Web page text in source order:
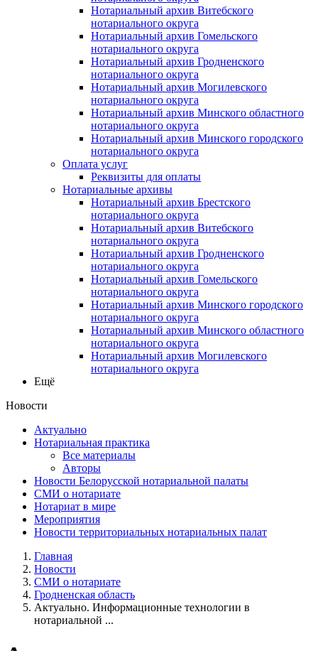
Нотариальный архив Витебского
нотариального округа
Нотариальный архив Гомельского
нотариального округа
Нотариальный архив Гродненского
нотариального округа
Нотариальный архив Могилевского
нотариального округа
Нотариальный архив Минского областного
нотариального округа
Нотариальный архив Минского городского
нотариального округа
Оплата услуг
Реквизиты для оплаты
Нотариальные архивы
Нотариальный архив Брестского
нотариального округа
Нотариальный архив Витебского
нотариального округа
Нотариальный архив Гродненского
нотариального округа
Нотариальный архив Гомельского
нотариального округа
Нотариальный архив Минского городского
нотариального округа
Нотариальный архив Минского областного
нотариального округа
Нотариальный архив Могилевского
нотариального округа
Ещё
Новости
Актуально
Нотариальная практика
Все материалы
Авторы
Новости Белорусской нотариальной палаты
СМИ о нотариате
Нотариат в мире
Мероприятия
Новости территориальных нотариальных палат
Главная
Новости
СМИ о нотариате
Гродненская область
Актуально. Информационные технологии в
нотариальной ...